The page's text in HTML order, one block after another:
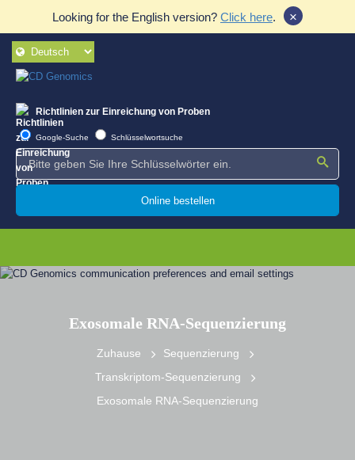
Looking for the English version? Click here. ×
Richtlinien zur Einreichung von Proben
Google-Suche Schlüsselwortsuche
Online bestellen
Exosomale RNA-Sequenzierung
Zuhause
Sequenzierung
Transkriptom-Sequenzierung
Exosomale RNA-Sequenzierung